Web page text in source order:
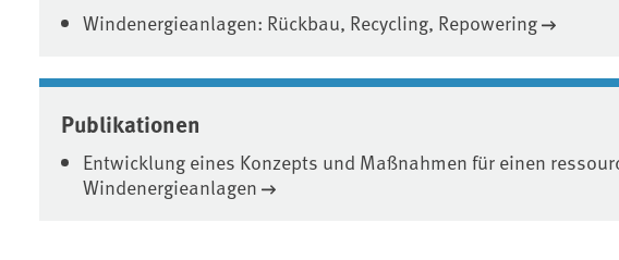
Windenergieanlagen: Rückbau, Recycling, Repowering
Publikationen
Entwicklung eines Konzepts und Maßnahmen für einen
Windenergieanlagen